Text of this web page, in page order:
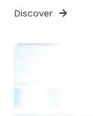
Discover